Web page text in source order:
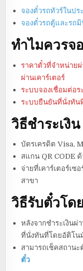
จองตั๋วรถทัวร์ในปร
จองตั๋วรถตู้และรถ
ทำไมควรจ
ราคาตั๋วที่จำหน่าย
ผ่านเคาร์เตอร์
ระบบจองเชื่อมต่อ
ระบบยืนยันที่นั่งทัน
วิธีชำระเงิน
บัตรเครดิต Visa,
สแกน QR CODE
จ่ายที่เคาร์เตอร์เซ
สาขา
วิธีรับตั๋วโด
หลังจากชำระเงินผ่
ที่นั่งทันที่โดยอัติโน
สามารถเช็คสถาน
ตั๋ว